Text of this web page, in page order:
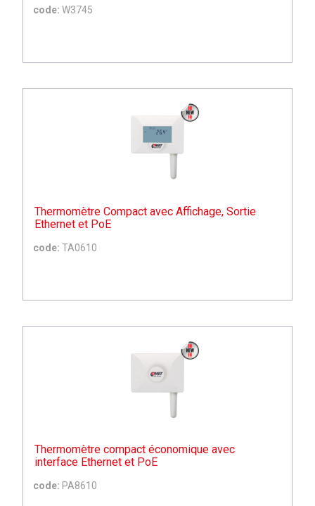
code: W3745
Thermomètre Compact avec Affichage, Sortie
Ethernet et PoE
code: TA0610
Thermomètre compact économique avec
interface Ethernet et PoE
code: PA8610